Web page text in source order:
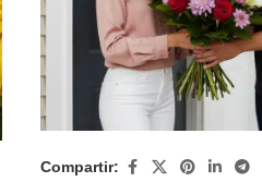
Compartir: